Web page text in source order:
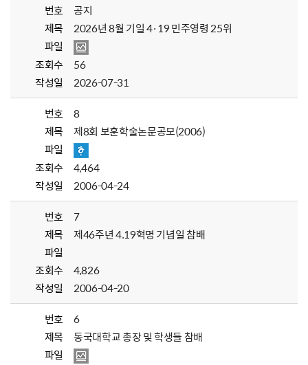
번호
공지
제목
2026년 8월 기일 4·19 민주영령 25위
파일
조회수
56
작성일
2026-07-31
번호
8
제목
제8회 보훈학술논문공모(2006)
파일
조회수
4,464
작성일
2006-04-24
번호
7
제목
제46주년 4.19혁명 기념일 참배
파일
조회수
4,826
작성일
2006-04-20
번호
6
제목
동국대학교 총장 및 학생들 참배
파일